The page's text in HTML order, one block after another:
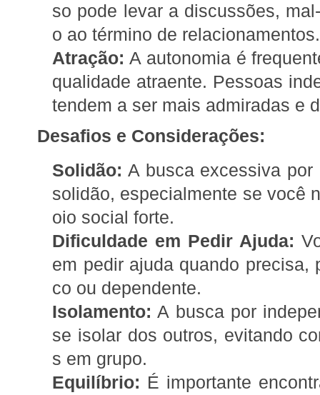
so pode levar a discussões,
o ao término de relacionamentos.
Atração: A autonomia é
qualidade atraente. Pessoas
tendem a ser mais admiradas e
Desafios e Considerações:
Solidão: A busca excessiva
solidão, especialmente se você
oio social forte.
Dificuldade em Pedir Ajuda:
em pedir ajuda quando precisa,
co ou dependente.
Isolamento: A busca por
se isolar dos outros, evitando
s em grupo.
Equilíbrio: É importante